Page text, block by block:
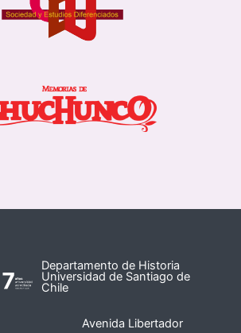
Departamento de Historia
Universidad de Santiago de
Chile
Avenida Libertador